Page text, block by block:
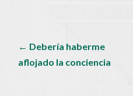
Navegador
de
← Debería haberme
aflojado la conciencia